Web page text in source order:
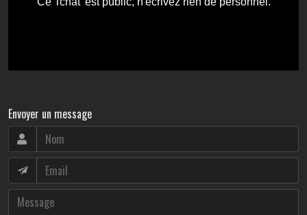
Envoyer un message